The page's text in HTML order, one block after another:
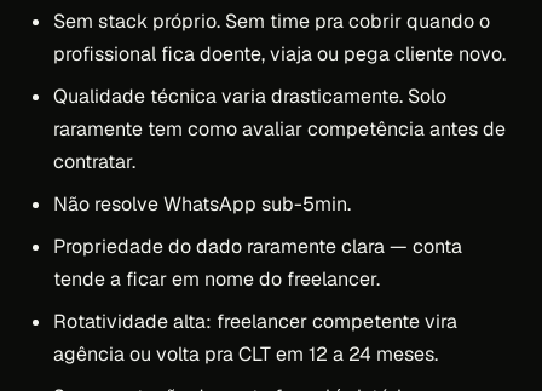
Sem stack próprio. Sem time pra cobrir quando o
profissional fica doente, viaja ou pega cliente novo.
Qualidade técnica varia drasticamente. Solo
raramente tem como avaliar competência antes de
contratar.
Não resolve WhatsApp sub-5min.
Propriedade do dado raramente clara — conta
tende a ficar em nome do freelancer.
Rotatividade alta: freelancer competente vira
agência ou volta pra CLT em 12 a 24 meses.